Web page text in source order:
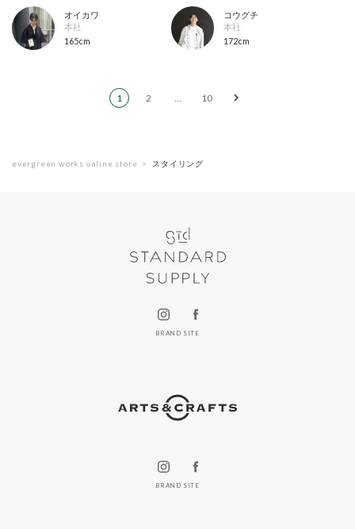
オイカワ
本社
165cm
コウグチ
本社
172cm
1 2 10
evergreen works online store スタイリング
BRAND SITE
BRAND SITE